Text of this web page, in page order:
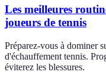
Les meilleures
joueurs de tennis
Préparez-vous à dominer
d'échauffement tennis.
éviterez les blessures.